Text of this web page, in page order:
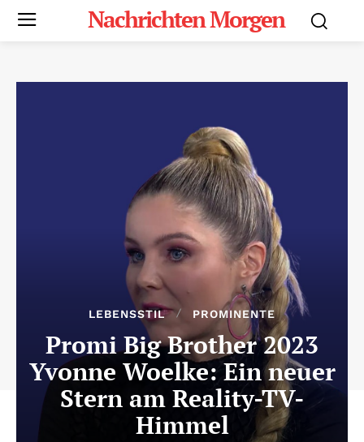
Nachrichten Morgen
LEBENSSTIL PROMINENTE
Promi Big Brother 2023
Yvonne Woelke: Ein neuer
Stern am Reality-TV-
Himmel